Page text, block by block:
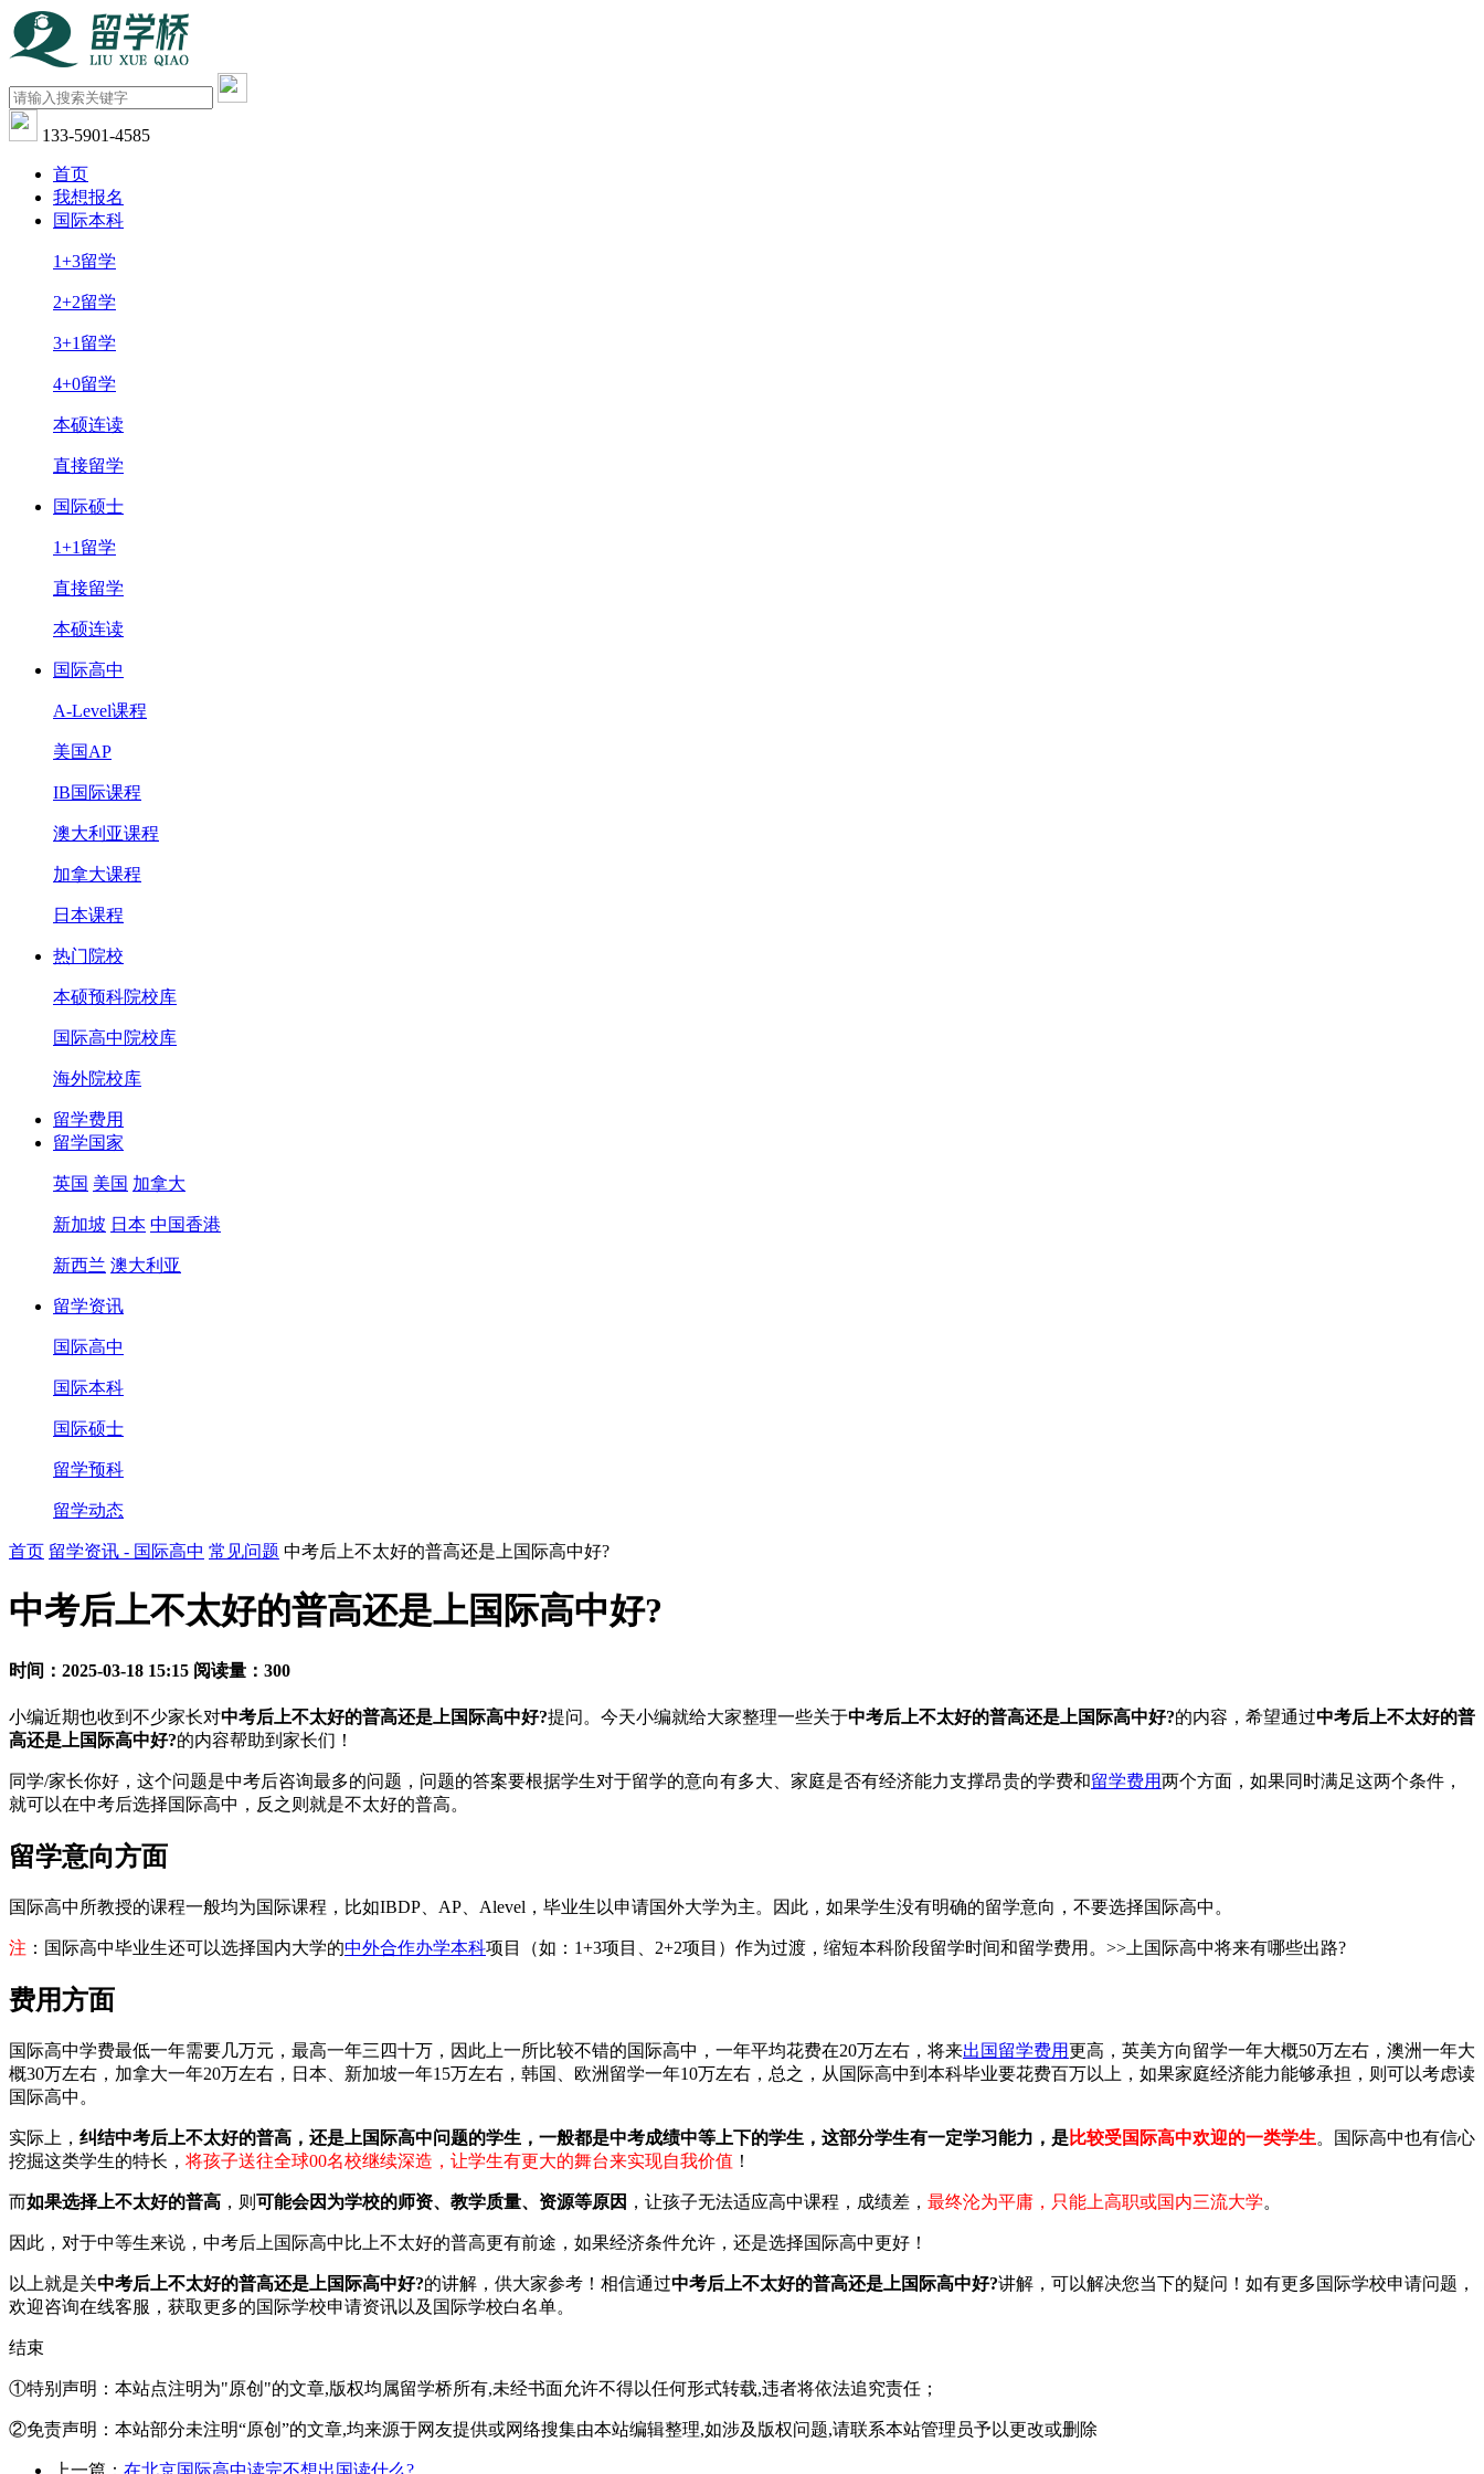
133-5901-4585
首页
我想报名
国际本科
1+3留学
2+2留学
3+1留学
4+0留学
本硕连读
直接留学
国际硕士
1+1留学
直接留学
本硕连读
国际高中
A-Level课程
美国AP
IB国际课程
澳大利亚课程
加拿大课程
日本课程
热门院校
本硕预科院校库
国际高中院校库
海外院校库
留学费用
留学国家
英国 美国 加拿大
新加坡 日本 中国香港
新西兰 澳大利亚
留学资讯
国际高中
国际本科
国际硕士
留学预科
留学动态
首页 留学资讯 - 国际高中 常见问题 中考后上不太好的普高还是上国际高中好?
中考后上不太好的普高还是上国际高中好?
时间：2025-03-18 15:15 阅读量：300
小编近期也收到不少家长对中考后上不太好的普高还是上国际高中好?提问。今天小编就给大家整理一些关于中考后上不太好的普高还是上国际高中好?的内容，希望通过中考后上不太好的普
高还是上国际高中好?的内容帮助到家长们！
同学/家长你好，这个问题是中考后咨询最多的问题，问题的答案要根据学生对于留学的意向有多大、家庭是否有经济能力支撑昂贵的学费和留学费用两个方面，如果同时满足这两个条件，
就可以在中考后选择国际高中，反之则就是不太好的普高。
留学意向方面
国际高中所教授的课程一般均为国际课程，比如IBDP、AP、Alevel，毕业生以申请国外大学为主。因此，如果学生没有明确的留学意向，不要选择国际高中。
注 ：国际高中毕业生还可以选择国内大学的中外合作办学本科项目（如：1+3项目、2+2项目）作为过渡，缩短本科阶段留学时间和留学费用。>>上国际高中将来有哪些出路?
费用方面
国际高中学费最低一年需要几万元，最高一年三四十万，因此上一所比较不错的国际高中，一年平均花费在20万左右，将来出国留学费用更高，英美方向留学一年大概50万左右，澳洲一年大
概30万左右，加拿大一年20万左右，日本、新加坡一年15万左右，韩国、欧洲留学一年10万左右，总之，从国际高中到本科毕业要花费百万以上，如果家庭经济能力能够承担，则可以考虑读
国际高中。
实际上， 纠结中考后上不太好的普高，还是上国际高中问题的学生，一般都是中考成绩中等上下的学生，这部分学生有一定学习能力，是比较受国际高中欢迎的一类学生。国际高中也有信心
挖掘这类学生的特长， 将孩子送往全球00名校继续深造，让学生有更大的舞台来实现自我价值 ！
而如果选择上不太好的普高 ，则 可能会因为学校的师资、教学质量、资源等原因 ，让孩子无法适应高中课程，成绩差， 最终沦为平庸，只能上高职或国内三流大学。
因此，对于中等生来说，中考后上国际高中比上不太好的普高更有前途，如果经济条件允许，还是选择国际高中更好！
以上就是关中考后上不太好的普高还是上国际高中好?的讲解，供大家参考！相信通过中考后上不太好的普高还是上国际高中好?讲解，可以解决您当下的疑问！如有更多国际学校申请问题，
欢迎咨询在线客服 ，获取更多的国际学校申请资讯以及国际学校白名单。
结束
①特别声明：本站点注明为"原创"的文章,版权均属留学桥所有,未经书面允许不得以任何形式转载,违者将依法追究责任；
②免责声明：本站部分未注明“原创”的文章,均来源于网友提供或网络搜集由本站编辑整理,如涉及版权问题,请联系本站管理员予以更改或删除
上一篇： 在北京国际高中读完不想出国读什么?